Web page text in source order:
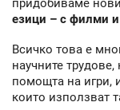
придобиваме
езици – с филми и
Всичко това е
научните
помощта на игри,
които използват